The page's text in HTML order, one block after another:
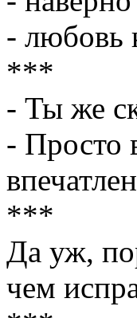
- любовь
***
- Ты же
- Просто
***
Да уж,
чем